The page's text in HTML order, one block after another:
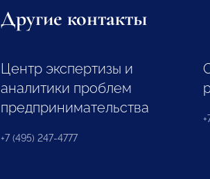
Другие контакты
Центр экспертизы и
аналитики проблем
предпринимательства
+7 (495) 247-4777